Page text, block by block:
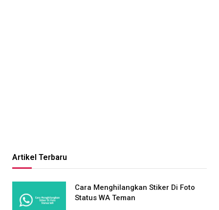
Artikel Terbaru
Cara Menghilangkan Stiker Di Foto
Status WA Teman